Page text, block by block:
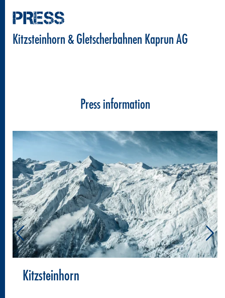
PRESS
Kitzsteinhorn & Gletscherbahnen Kaprun AG
Press information
Kitzsteinhorn